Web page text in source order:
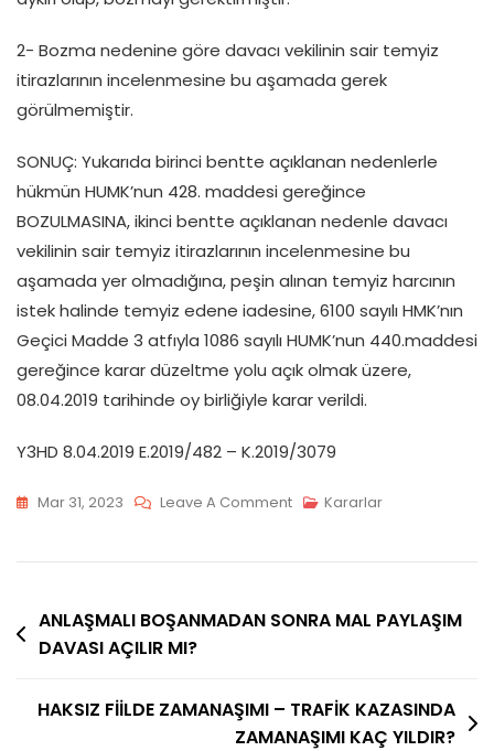
2- Bozma nedenine göre davacı vekilinin sair temyiz
itirazlarının incelenmesine bu aşamada gerek
görülmemiştir.
SONUÇ: Yukarıda birinci bentte açıklanan nedenlerle
hükmün HUMK’nun 428. maddesi gereğince
BOZULMASINA, ikinci bentte açıklanan nedenle davacı
vekilinin sair temyiz itirazlarının incelenmesine bu
aşamada yer olmadığına, peşin alınan temyiz harcının
istek halinde temyiz edene iadesine, 6100 sayılı HMK’nın
Geçici Madde 3 atfıyla 1086 sayılı HUMK’nun 440.maddesi
gereğince karar düzeltme yolu açık olmak üzere,
08.04.2019 tarihinde oy birliğiyle karar verildi.
Y3HD 8.04.2019 E.2019/482 – K.2019/3079
Mar 31, 2023 Leave A CommentOn
İLE
SÖZLEŞME
MU?
Kararlar
Yazı
gezinmesi
ANLAŞMALI BOŞANMADAN SONRA MAL PAYLAŞIM
DAVASI AÇILIR MI?
HAKSIZ FİİLDE ZAMANAŞIMI – TRAFİK KAZASINDA
ZAMANAŞIMI KAÇ YILDIR?